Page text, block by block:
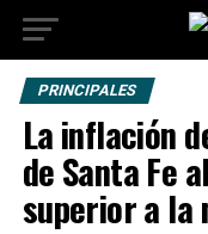
PRINCIPALES
La inflación
de Santa Fe
superior a la